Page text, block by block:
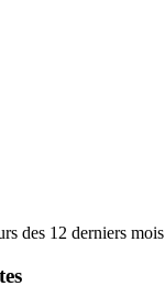
des 12 derniers mois